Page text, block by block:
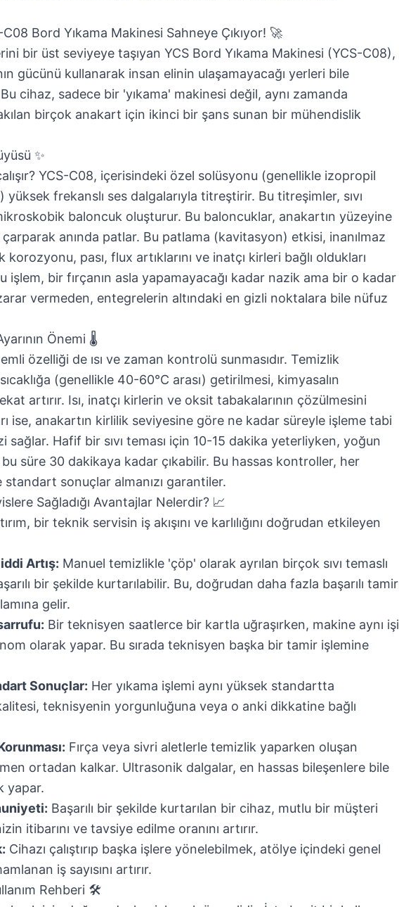
Bord Yıkama Makinesi Sahneye Çıkıyor! 🚀
bir üst seviyeye taşıyan YCS Bord Yıkama Makinesi (YCS-C08),
gücünü kullanarak insan elinin ulaşamayacağı yerleri bile
cihaz, sadece bir 'yıkama' makinesi değil, aynı zamanda
birçok anakart için ikinci bir şans sunan bir mühendislik
✨
YCS-C08, içerisindeki özel solüsyonu (genellikle izopropil
yüksek frekanslı ses dalgalarıyla titreştirir. Bu titreşimler, sıvı
baloncuk oluşturur. Bu baloncuklar, anakartın yüzeyine
çarparak anında patlar. Bu patlama (kavitasyon) etkisi, inanılmaz
korozyonu, pası, flux artıklarını ve inatçı kirleri bağlı oldukları
işlem, bir fırçanın asla yapamayacağı kadar nazik ama bir o kadar
vermeden, entegrelerin altındaki en gizli noktalara bile nüfuz
Önemi 🌡️
özelliği de ısı ve zaman kontrolü sunmasıdır. Temizlik
(genellikle 40-60°C arası) getirilmesi, kimyasalın
artırır. Isı, inatçı kirlerin ve oksit tabakalarının çözülmesini
ise, anakartın kirlilik seviyesine göre ne kadar süreyle işleme tabi
sağlar. Hafif bir sıvı teması için 10-15 dakika yeterliyken, yoğun
süre 30 dakikaya kadar çıkabilir. Bu hassas kontroller, her
sonuçlar almanızı garantiler.
Sağladığı Avantajlar Nelerdir? 📈
bir teknik servisin iş akışını ve karlılığını doğrudan etkileyen
Artış: Manuel temizlikle 'çöp' olarak ayrılan birçok sıvı temaslı
bir şekilde kurtarılabilir. Bu, doğrudan daha fazla başarılı tamir
gelir.
Bir teknisyen saatlerce bir kartla uğraşırken, makine aynı işi
olarak yapar. Bu sırada teknisyen başka bir tamir işlemine
Sonuçlar: Her yıkama işlemi aynı yüksek standartta
teknisyenin yorgunluğuna veya o anki dikkatine bağlı
Fırça veya sivri aletlerle temizlik yaparken oluşan
ortadan kalkar. Ultrasonik dalgalar, en hassas bileşenlere bile
yapar.
Başarılı bir şekilde kurtarılan bir cihaz, mutlu bir müşteri
itibarını ve tavsiye edilme oranını artırır.
Cihazı çalıştırıp başka işlere yönelebilmek, atölye içindeki genel
iş sayısını artırır.
Rehberi 🛠️